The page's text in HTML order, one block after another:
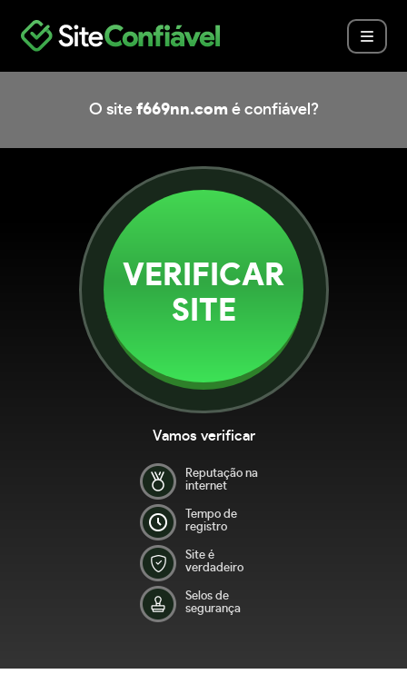
O site f669nn.com é confiável?
VERIFICAR
SITE
Vamos verificar
Reputação na
internet
Tempo de
registro
Site é
verdadeiro
Selos de
segurança